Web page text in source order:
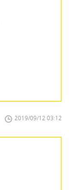
2019/09/12 03:12